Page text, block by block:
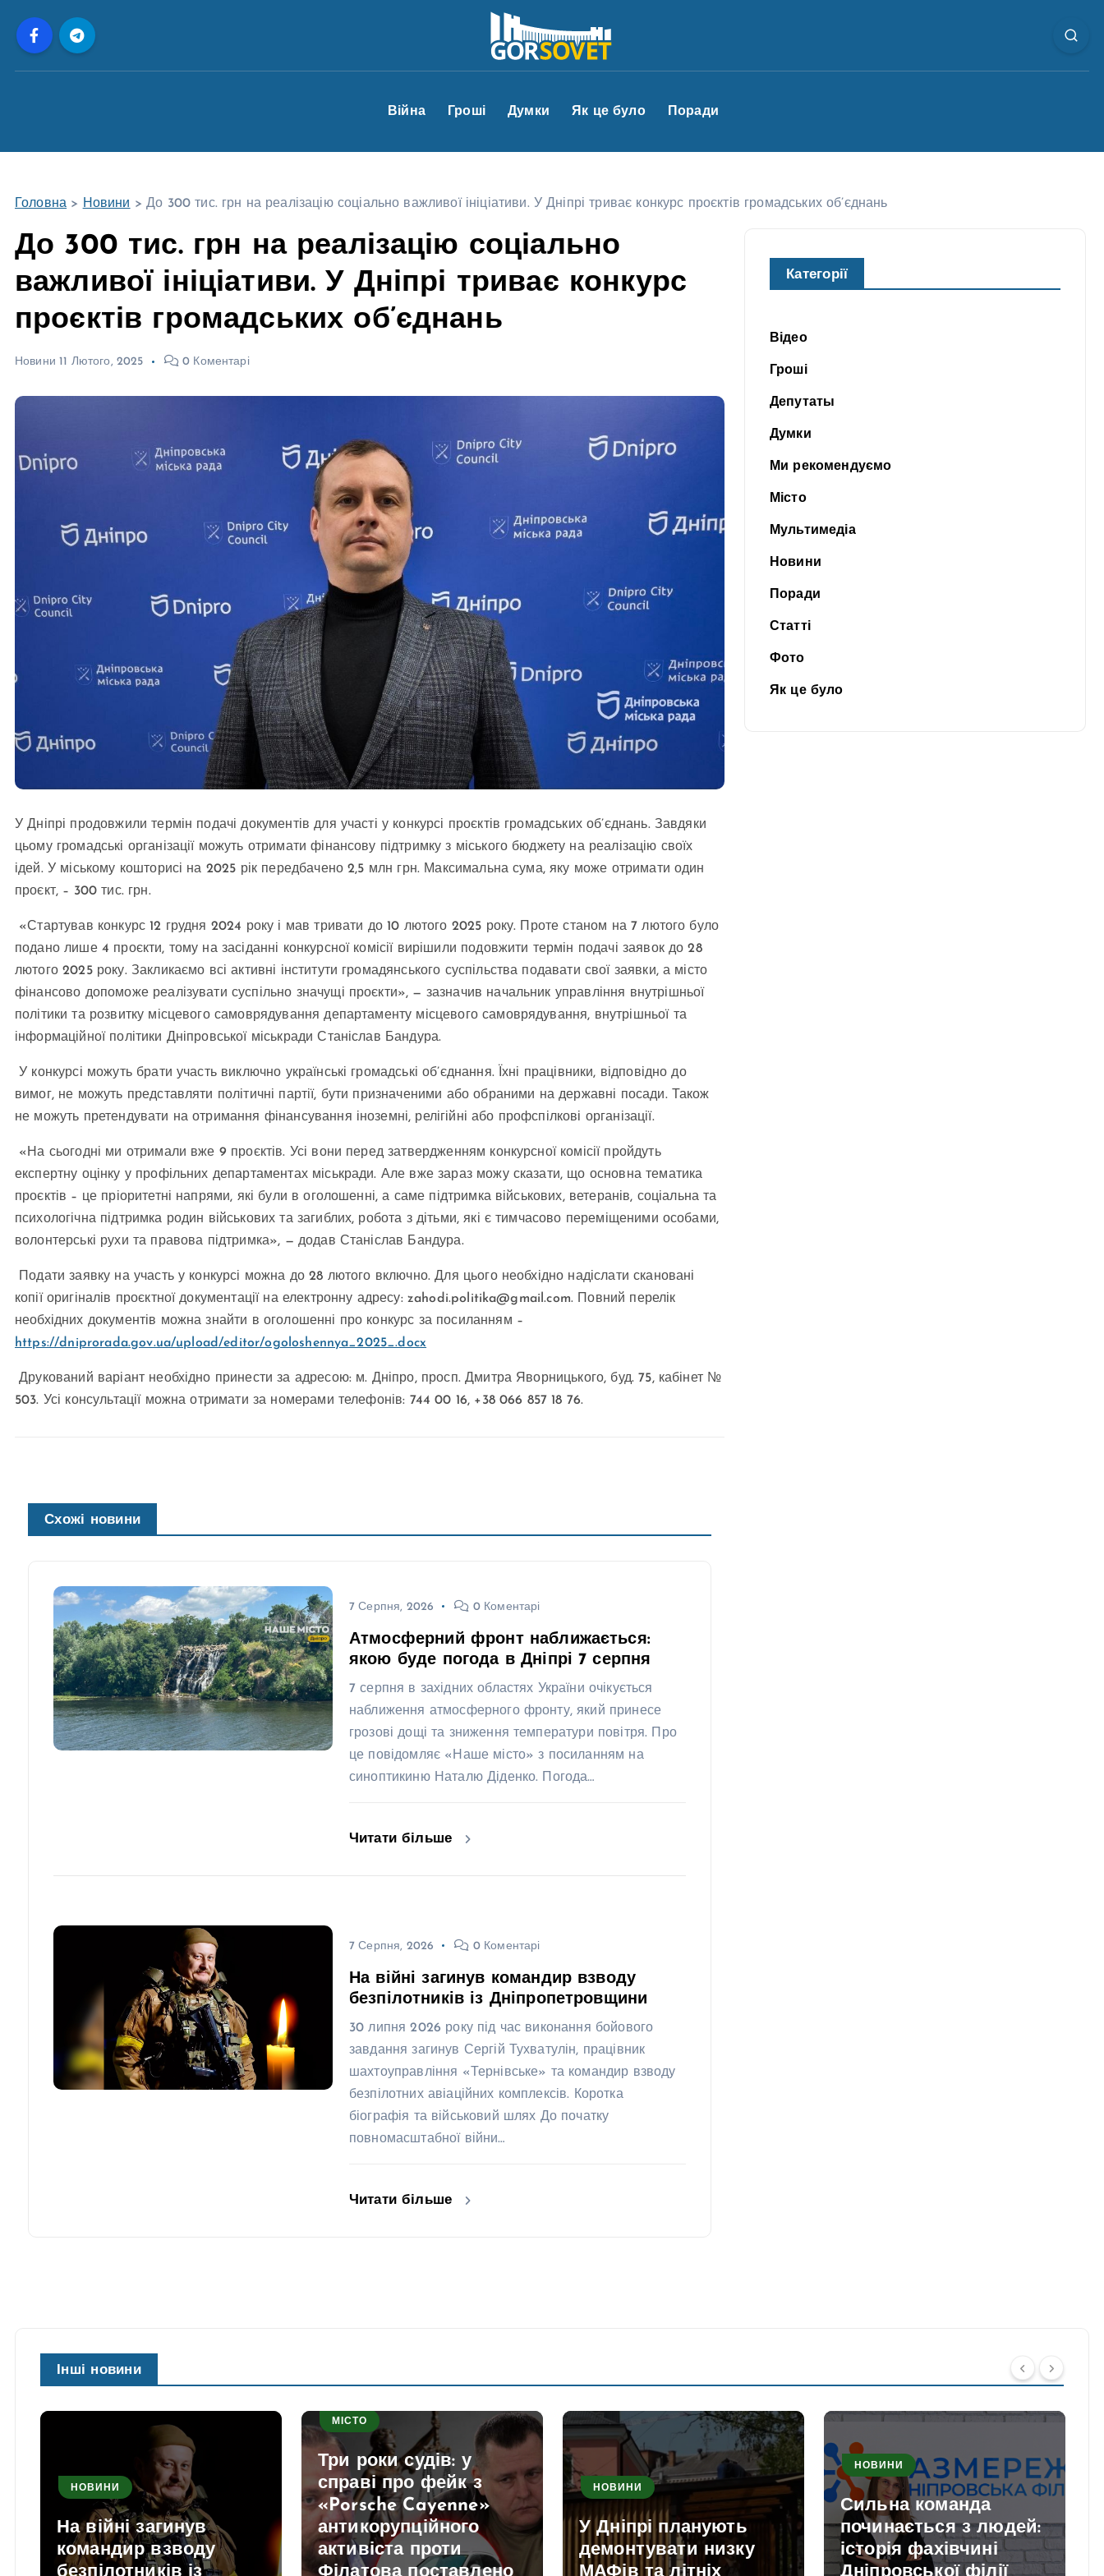
Війна Гроші Думки Як це було Поради
Головна > Новини >До 300 тис. грн на реалізацію соціально важливої ініціативи. У Дніпрі триває конкурс проєктів громадських об’єднань
До 300 тис. грн на реалізацію соціально
важливої ініціативи. У Дніпрі триває конкурс
проєктів громадських об’єднань
Новини 11 Лютого, 2025 0 Коментарі
У Дніпрі продовжили термін подачі документів для участі у конкурсі проєктів громадських об’єднань. Завдяки
цьому громадські організації можуть отримати фінансову підтримку з міського бюджету на реалізацію своїх
ідей. У міському кошторисі на 2025 рік передбачено 2,5 млн грн. Максимальна сума, яку може отримати один
проєкт, – 300 тис. грн.
«Стартував конкурс 12 грудня 2024 року і мав тривати до 10 лютого 2025 року. Проте станом на 7 лютого було
подано лише 4 проєкти, тому на засіданні конкурсної комісії вирішили подовжити термін подачі заявок до 28
лютого 2025 року. Закликаємо всі активні інститути громадянського суспільства подавати свої заявки, а місто
фінансово допоможе реалізувати суспільно значущі проєкти», — зазначив начальник управління внутрішньої
політики та розвитку місцевого самоврядування департаменту місцевого самоврядування, внутрішньої та
інформаційної політики Дніпровської міськради Станіслав Бандура.
У конкурсі можуть брати участь виключно українські громадські об’єднання. Їхні працівники, відповідно до
вимог, не можуть представляти політичні партії, бути призначеними або обраними на державні посади. Також
не можуть претендувати на отримання фінансування іноземні, релігійні або профспілкові організації.
«На сьогодні ми отримали вже 9 проєктів. Усі вони перед затвердженням конкурсної комісії пройдуть
експертну оцінку у профільних департаментах міськради. Але вже зараз можу сказати, що основна тематика
проєктів – це пріоритетні напрями, які були в оголошенні, а саме підтримка військових, ветеранів, соціальна та
психологічна підтримка родин військових та загиблих, робота з дітьми, які є тимчасово переміщеними особами,
волонтерські рухи та правова підтримка», — додав Станіслав Бандура.
Подати заявку на участь у конкурсі можна до 28 лютого включно. Для цього необхідно надіслати скановані
копії оригіналів проєктної документації на електронну адресу: zahodi.politika@gmail.com. Повний перелік
необхідних документів можна знайти в оголошенні про конкурс за посиланням –
https://dniprorada.gov.ua/upload/editor/ogoloshennya_2025_.docx
Друкований варіант необхідно принести за адресою: м. Дніпро, просп. Дмитра Яворницького, буд. 75, кабінет №
503. Усі консультації можна отримати за номерами телефонів: 744 00 16, +38 066 857 18 76.
Схожі новини
7 Серпня, 2026 0 Коментарі
Атмосферний фронт наближається:
якою буде погода в Дніпрі 7 серпня
7 серпня в західних областях України очікується
наближення атмосферного фронту, який принесе
грозові дощі та зниження температури повітря. Про
це повідомляє «Наше місто» з посиланням на
синоптикиню Наталю Діденко. Погода…
Читати більше
7 Серпня, 2026 0 Коментарі
На війні загинув командир взводу
безпілотників із Дніпропетровщини
30 липня 2026 року під час виконання бойового
завдання загинув Сергій Тухватулін, працівник
шахтоуправління «Тернівське» та командир взводу
безпілотних авіаційних комплексів. Коротка
біографія та військовий шлях До початку
повномасштабної війни…
Читати більше
Категорії
Відео
Гроші
Депутаты
Думки
Ми рекомендуємо
Місто
Мультимедіа
Новини
Поради
Статті
Фото
Як це було
Інші новини
НОВИНИ
На війні загинув
командир взводу
безпілотників із
МІСТО
Три роки судів: у
справі про фейк з
«Porsche Cayenne»
антикорупційного
активіста проти
Філатова поставлено
НОВИНИ
У Дніпрі планують
демонтувати низку
МАФів та літніх
НОВИНИ
Сильна команда
починається з людей:
історія фахівчині
Дніпровської філії